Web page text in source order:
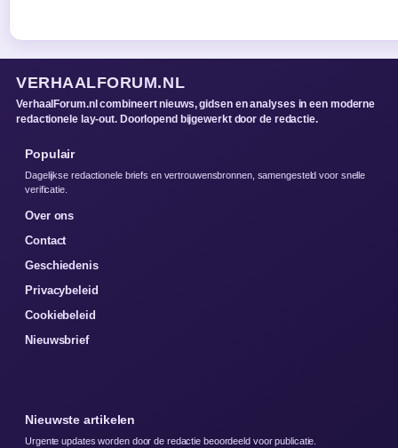
VERHAALFORUM.NL
VerhaalForum.nl combineert nieuws, gidsen en analyses in een moderne
redactionele lay-out. Doorlopend bijgewerkt door de redactie.
Populair
Dagelijkse redactionele briefs en vertrouwensbronnen, samengesteld voor snelle
verificatie.
Over ons
Contact
Geschiedenis
Privacybeleid
Cookiebeleid
Nieuwsbrief
Nieuwste artikelen
Urgente updates worden door de redactie beoordeeld voor publicatie.